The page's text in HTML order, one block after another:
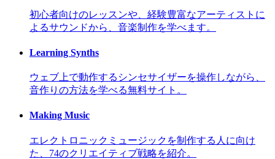
初心者向けのレッスンや、経験豊富なアーティストに
よるサウンドから、音楽制作を学べます。
Learning Synths
ウェブ上で動作するシンセサイザーを操作しながら、
音作りの方法を学べる無料サイト。
Making Music
エレクトロニックミュージックを制作する人に向け
た、74のクリエイティブ戦略を紹介。